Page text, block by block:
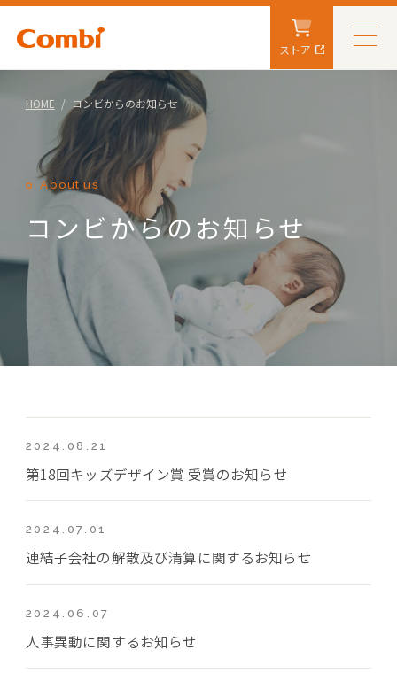
ストア
HOME コンビからのお知らせ
About us
コンビからのお知らせ
2024.08.21
第18回キッズデザイン賞 受賞のお知らせ
2024.07.01
連結子会社の解散及び清算に関するお知らせ
2024.06.07
人事異動に関するお知らせ